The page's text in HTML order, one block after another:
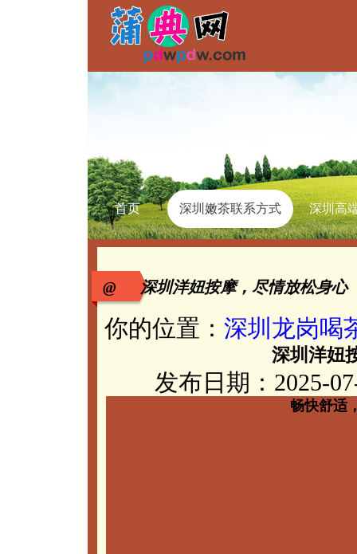
首页 深圳嫩茶联系方式 深圳高
@ 深圳洋妞按摩，尽情放松身心
你的位置： 深圳龙岗喝
深圳洋妞
发布日期：2025-
畅快舒适